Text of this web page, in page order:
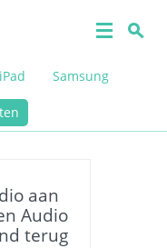
iPad Samsung
aan
Audio
terug